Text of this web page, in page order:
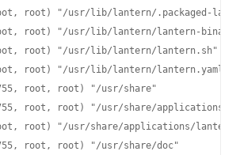
root) "/usr/lib/lantern/.packaged-
root) "/usr/lib/lantern/lantern-binary"
root) "/usr/lib/lantern/lantern.sh"
root) "/usr/lib/lantern/lantern.yaml"
root, root) "/usr/share"
root, root) "/usr/share/applications"
root) "/usr/share/applications/
root, root) "/usr/share/doc"